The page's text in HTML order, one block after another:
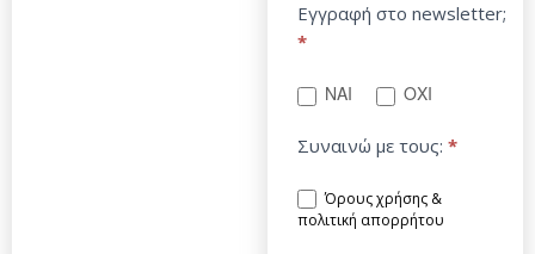
Εγγραφή στο newsletter;
*
ΝΑΙ ΟΧΙ
Συναινώ με τους: *
Όρους χρήσης &
πολιτική απορρήτου